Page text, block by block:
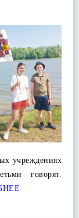
учреждениях
говорят.